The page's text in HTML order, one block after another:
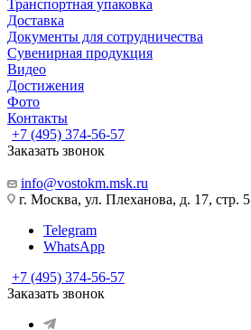
Транспортная упаковка
Доставка
Документы для сотрудничества
Сувенирная продукция
Видео
Достижения
Фото
Контакты
+7 (495) 374-56-57
Заказать звонок
info@vostokm.msk.ru
г. Москва, ул. Плеханова, д. 17, стр. 5
Telegram
WhatsApp
+7 (495) 374-56-57
Заказать звонок